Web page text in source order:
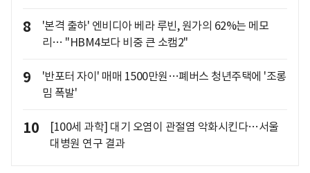
8
'본격 출하' 엔비디아 베라 루빈, 원가의 62%는 메모
리… "HBM4보다 비중 큰 소캠2"
9
'반포터 자이' 매매 1500만원…폐버스 청년주택에 '조롱
밈 폭발'
10
[100세 과학] 대기 오염이 관절염 악화시킨다…서울
대병원 연구 결과